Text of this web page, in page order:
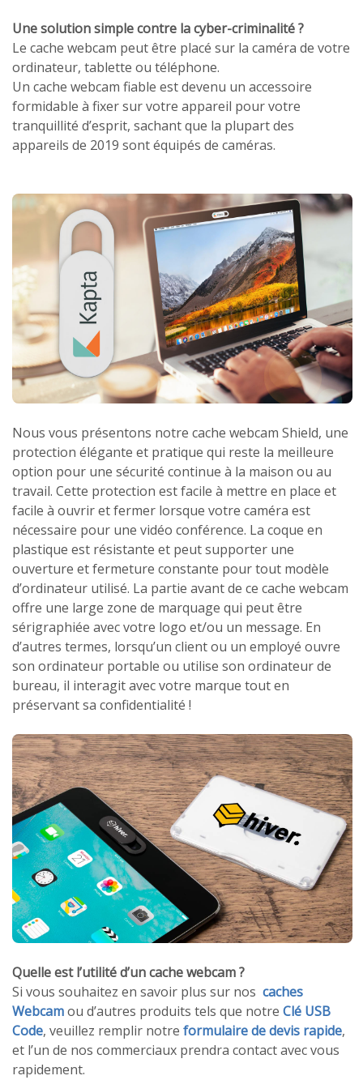
Une solution simple contre la cyber-criminalité ?
Le cache webcam peut être placé sur la caméra de votre
ordinateur, tablette ou téléphone.
Un cache webcam fiable est devenu un accessoire
formidable à fixer sur votre appareil pour votre
tranquillité d’esprit, sachant que la plupart des
appareils de 2019 sont équipés de caméras.
Nous vous présentons notre cache webcam Shield, une
protection élégante et pratique qui reste la meilleure
option pour une sécurité continue à la maison ou au
travail. Cette protection est facile à mettre en place et
facile à ouvrir et fermer lorsque votre caméra est
nécessaire pour une vidéo conférence. La coque en
plastique est résistante et peut supporter une
ouverture et fermeture constante pour tout modèle
d’ordinateur utilisé. La partie avant de ce cache webcam
offre une large zone de marquage qui peut être
sérigraphiée avec votre logo et/ou un message. En
d’autres termes, lorsqu’un client ou un employé ouvre
son ordinateur portable ou utilise son ordinateur de
bureau, il interagit avec votre marque tout en
préservant sa confidentialité !
Quelle est l’utilité d’un cache webcam ?
Si vous souhaitez en savoir plus sur nos caches
Webcamou d’autres produits tels que notre Clé USB
Code, veuillez remplir notre formulaire de devis rapide,
et l’un de nos commerciaux prendra contact avec vous
rapidement.